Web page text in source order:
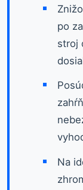
po
stroj
Na